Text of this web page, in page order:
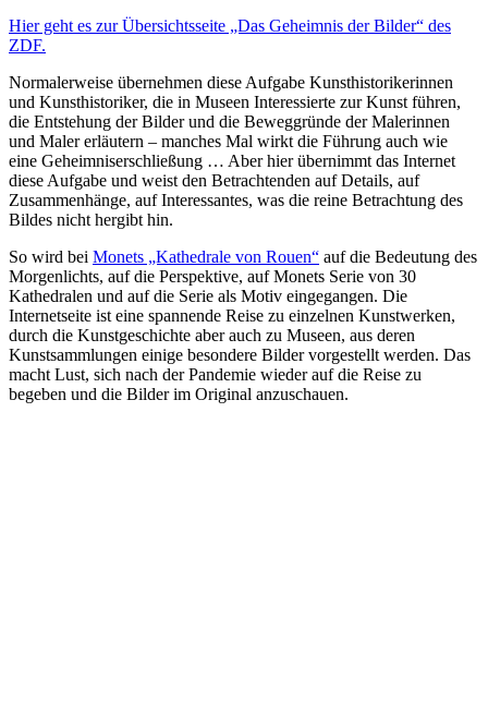
Hier geht es zur Übersichtsseite „Das Geheimnis der Bilder“ des
ZDF.
Normalerweise übernehmen diese Aufgabe Kunsthistorikerinnen
und Kunsthistoriker, die in Museen Interessierte zur Kunst führen,
die Entstehung der Bilder und die Beweggründe der Malerinnen
und Maler erläutern – manches Mal wirkt die Führung auch wie
eine Geheimniserschließung … Aber hier übernimmt das Internet
diese Aufgabe und weist den Betrachtenden auf Details, auf
Zusammenhänge, auf Interessantes, was die reine Betrachtung des
Bildes nicht hergibt hin.
So wird bei Monets „Kathedrale von Rouen“ auf die Bedeutung des
Morgenlichts, auf die Perspektive, auf Monets Serie von 30
Kathedralen und auf die Serie als Motiv eingegangen. Die
Internetseite ist eine spannende Reise zu einzelnen Kunstwerken,
durch die Kunstgeschichte aber auch zu Museen, aus deren
Kunstsammlungen einige besondere Bilder vorgestellt werden. Das
macht Lust, sich nach der Pandemie wieder auf die Reise zu
begeben und die Bilder im Original anzuschauen.